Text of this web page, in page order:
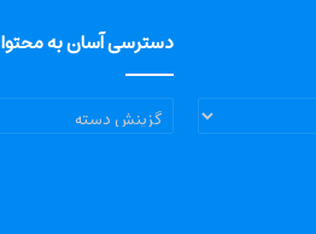
دسترسی آسان به محتوا
دسترسی
آسان